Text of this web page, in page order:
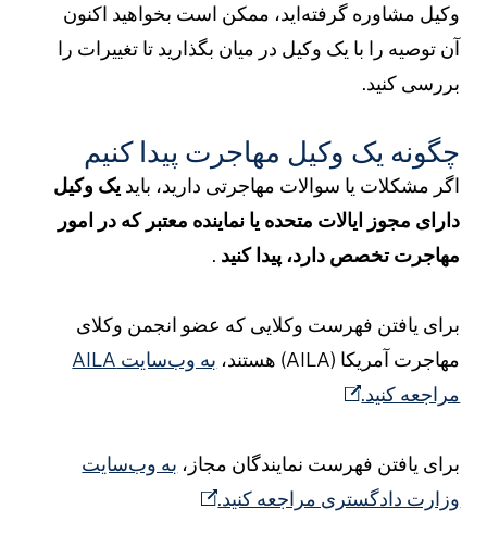
وکیل مشاوره گرفته‌اید، ممکن است بخواهید اکنون
آن توصیه را با یک وکیل در میان بگذارید تا تغییرات را
بررسی کنید.
چگونه یک وکیل مهاجرت پیدا کنیم
اگر مشکلات یا سوالات مهاجرتی دارید، بایدیک وکیل
دارای مجوز ایالات متحده یا نماینده معتبر که در امور
مهاجرت تخصص دارد، پیدا کنید.
برای یافتن فهرست وکلایی که عضو انجمن وکلای
مهاجرت آمریکا (AILA) هستند،
به وب‌سایت AILA
مراجعه کنید.
برای یافتن فهرست نمایندگان مجاز،به وب‌سایت
وزارت دادگستری مراجعه کنید.